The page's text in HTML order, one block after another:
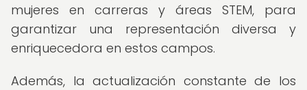
mujeres en carreras y áreas STEM, para
garantizar una representación diversa y
enriquecedora en estos campos.
Además, la actualización constante de los